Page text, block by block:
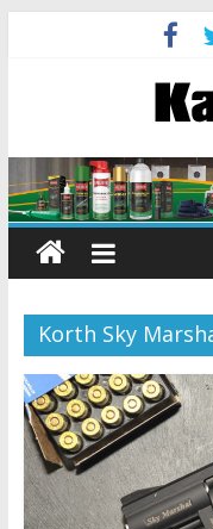
Korth Sky